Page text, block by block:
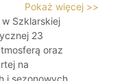
Pokaż więcej >>
w Szklarskiej
23
oraz
na
i sezonowych,